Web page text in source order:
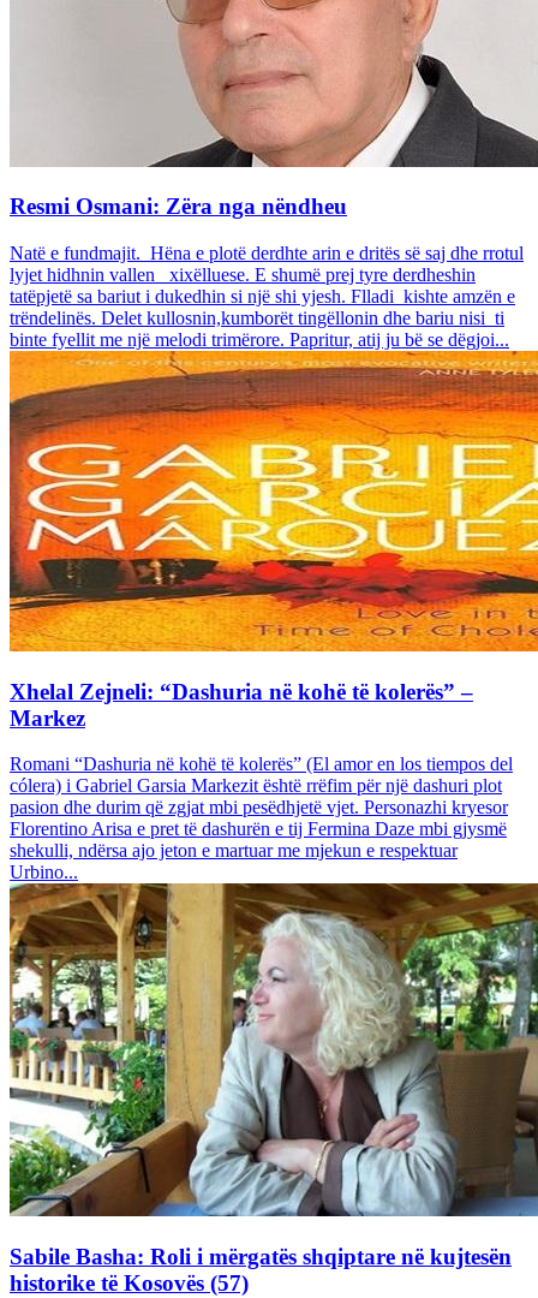
Resmi Osmani: Zëra nga nëndheu
Natë e fundmajit. Hëna e plotë derdhte arin e dritës së saj dhe rrotul
lyjet hidhnin vallen xixëlluese. E shumë prej tyre derdheshin
tatëpjetë sa bariut i dukedhin si një shi yjesh. Flladi kishte amzën e
trëndelinës. Delet kullosnin,kumborët tingëllonin dhe bariu nisi ti
binte fyellit me një melodi trimërore. Papritur, atij ju bë se dëgjoi...
Xhelal Zejneli: “Dashuria në kohë të kolerës” –
Markez
Romani “Dashuria në kohë të kolerës” (El amor en los tiempos del
cólera) i Gabriel Garsia Markezit është rrëfim për një dashuri plot
pasion dhe durim që zgjat mbi pesëdhjetë vjet. Personazhi kryesor
Florentino Arisa e pret të dashurën e tij Fermina Daze mbi gjysmë
shekulli, ndërsa ajo jeton e martuar me mjekun e respektuar
Urbino...
Sabile Basha: Roli i mërgatës shqiptare në kujtesën
historike të Kosovës (57)